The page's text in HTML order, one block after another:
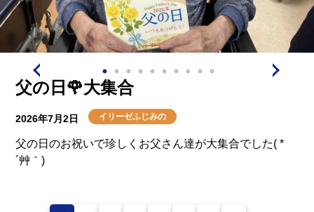
父の日🌹大集合
2026年7月2日 イリーゼふじみの
父の日のお祝いで珍しくお父さん達が大集合でした( *
´艸｀)